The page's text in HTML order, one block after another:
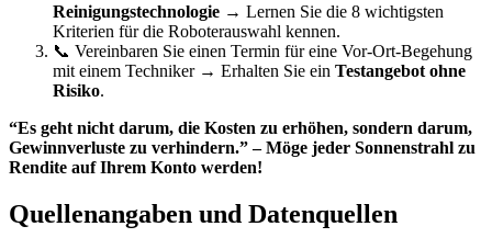
Reinigungstechnologie → Lernen Sie die 8 wichtigsten
Kriterien für die Roboterauswahl kennen.
📞 Vereinbaren Sie einen Termin für eine Vor-Ort-Begehung
mit einem Techniker → Erhalten Sie ein Testangebot ohne
Risiko.
“Es geht nicht darum, die Kosten zu erhöhen, sondern darum,
Gewinnverluste zu verhindern.” – Möge jeder Sonnenstrahl zu
Rendite auf Ihrem Konto werden!
Quellenangaben und Datenquellen